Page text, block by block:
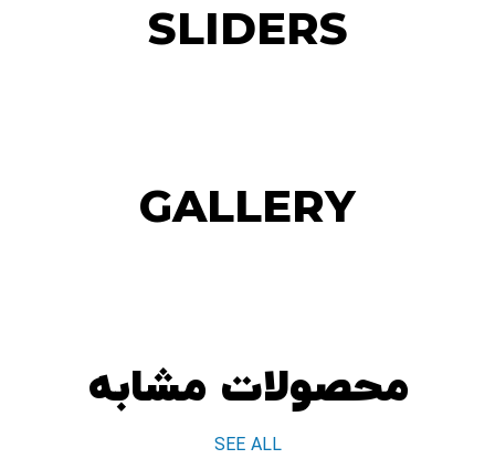
SLIDERS
GALLERY
محصولات مشابه
SEE ALL